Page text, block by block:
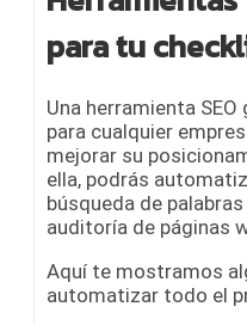
para tu
Una herramienta
para cualquier
mejorar su
ella, podrás
búsqueda de
auditoría de páginas
Aquí te mostramos
automatizar todo el